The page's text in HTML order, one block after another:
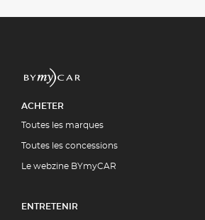
ACHETER
Toutes les marques
Toutes les concessions
Le webzine BYmyCAR
ENTRETENIR